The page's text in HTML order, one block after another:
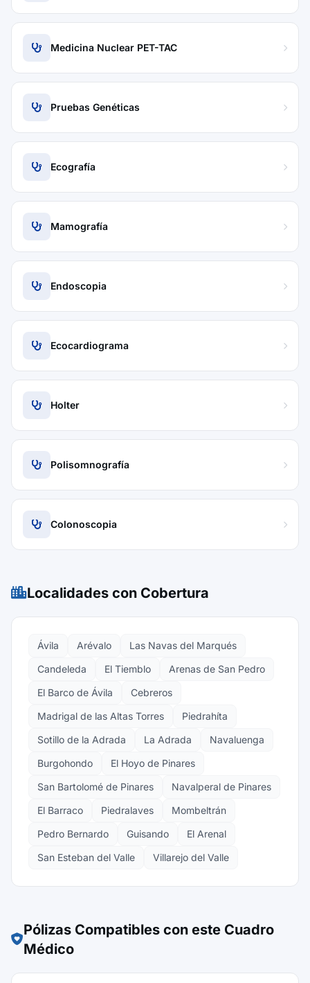
Medicina Nuclear PET-TAC
Pruebas Genéticas
Ecografía
Mamografía
Endoscopia
Ecocardiograma
Holter
Polisomnografía
Colonoscopia
Localidades con Cobertura
Ávila Arévalo
Las Navas del Marqués
Candeleda
El Tiemblo
Arenas de San Pedro
El Barco de Ávila
Cebreros
Madrigal de las Altas Torres
Piedrahíta
Sotillo de la Adrada
La Adrada
Navaluenga
Burgohondo
El Hoyo de Pinares
San Bartolomé de Pinares
Navalperal de Pinares
El Barraco
Piedralaves
Mombeltrán
Pedro Bernardo
Guisando
El Arenal
San Esteban del Valle
Villarejo del Valle
Pólizas Compatibles con este Cuadro
Médico